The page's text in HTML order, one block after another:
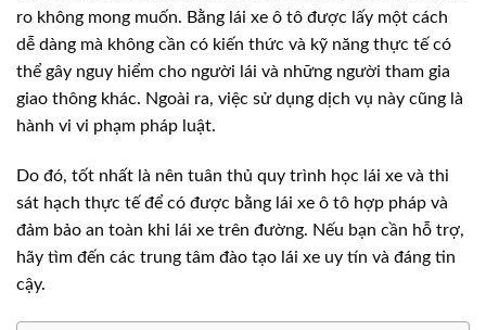
ro không mong muốn. Bằng lái xe ô tô được lấy một cách
dễ dàng mà không cần có kiến thức và kỹ năng thực tế có
thể gây nguy hiểm cho người lái và những người tham gia
giao thông khác. Ngoài ra, việc sử dụng dịch vụ này cũng là
hành vi vi phạm pháp luật.
Do đó, tốt nhất là nên tuân thủ quy trình học lái xe và thi
sát hạch thực tế để có được bằng lái xe ô tô hợp pháp và
đảm bảo an toàn khi lái xe trên đường. Nếu bạn cần hỗ trợ,
hãy tìm đến các trung tâm đào tạo lái xe uy tín và đáng tin
cậy.